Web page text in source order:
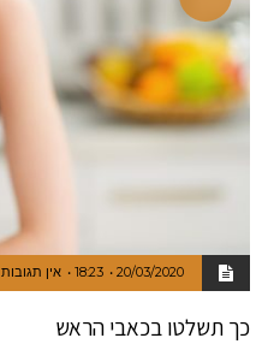
20/03/2020
18:23 אין תגובות
כך תשלטו בכאבי הראש